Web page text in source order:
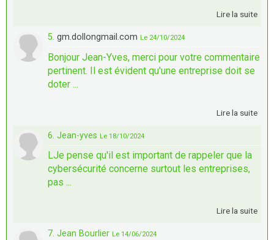
Lire la suite
5. gm.dollongmail.com Le 24/10/2024
Bonjour Jean-Yves, merci pour votre commentaire
pertinent. Il est évident qu'une entreprise doit se
doter ...
Lire la suite
6. Jean-yves Le 18/10/2024
LJe pense qu'il est important de rappeler que la
cybersécurité concerne surtout les entreprises,
pas ...
Lire la suite
7. Jean Bourlier Le 14/06/2024